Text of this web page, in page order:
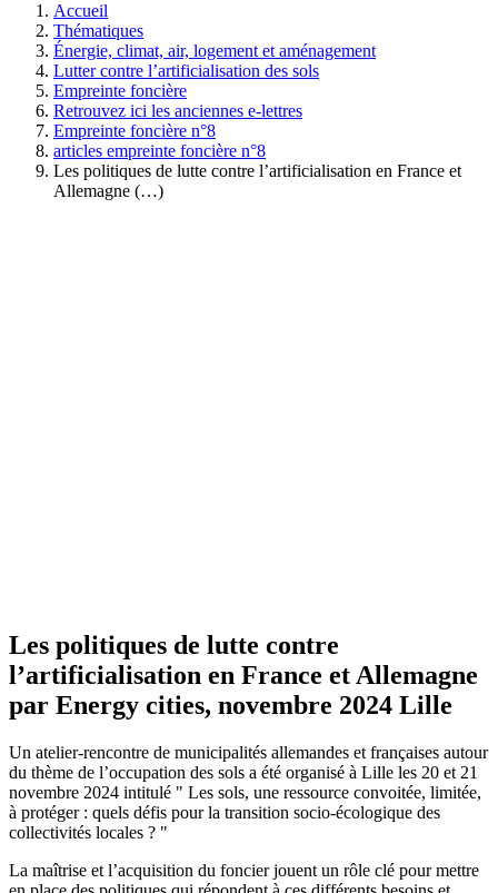
Accueil
Thématiques
Énergie, climat, air, logement et aménagement
Lutter contre l’artificialisation des sols
Empreinte foncière
Retrouvez ici les anciennes e-lettres
Empreinte foncière n°8
articles empreinte foncière n°8
Les politiques de lutte contre l’artificialisation en France et
Allemagne (…)
Les politiques de lutte contre
l’artificialisation en France et Allemagne
par Energy cities, novembre 2024 Lille
Un atelier-rencontre de municipalités allemandes et françaises autour
du thème de l’occupation des sols a été organisé à Lille les 20 et 21
novembre 2024 intitulé " Les sols, une ressource convoitée, limitée,
à protéger : quels défis pour la transition socio-écologique des
collectivités locales ? "
La maîtrise et l’acquisition du foncier jouent un rôle clé pour mettre